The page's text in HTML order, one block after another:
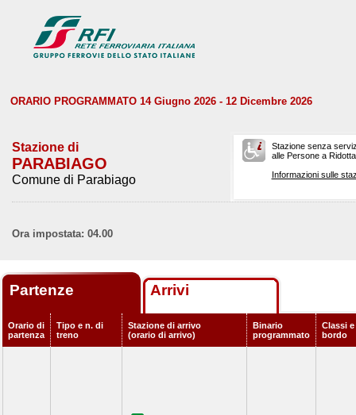
ORARIO PROGRAMMATO 14 Giugno 2026 - 12 Dicembre 2026
Stazione di
PARABIAGO
Comune di Parabiago
Stazione senza
alle Persone a
Informazioni sulle
Ora impostata: 04.00
Partenze Arrivi
Orario di
partenza
Tipo e n. di
treno
Stazione di arrivo
(orario di arrivo)
Binario
programmato
Classi
bordo